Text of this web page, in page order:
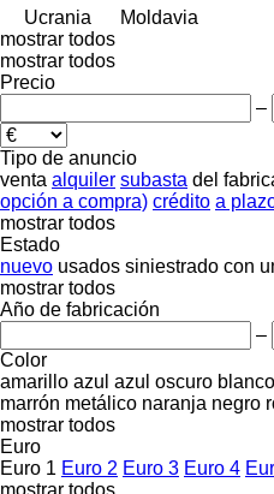
Ucrania
Moldavia
mostrar todos
mostrar todos
Precio
–
Tipo de anuncio
venta alquiler subasta del
opción a compra) crédito a
mostrar todos
Estado
nuevo usados siniestrado con
mostrar todos
Año de fabricación
–
Color
amarillo azul azul oscuro blanco
marrón metálico naranja negro
mostrar todos
Euro
Euro 1 Euro 2 Euro 3 Euro 4
mostrar todos